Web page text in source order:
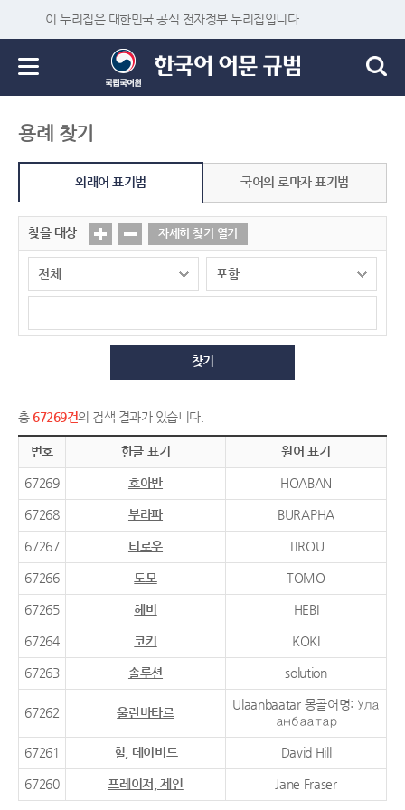
이 누리집은 대한민국 공식 전자정부 누리집입니다.
용례 찾기
외래어 표기법 국어의 로마자 표기법
찾을 대상 자세히 찾기 열기
찾기
총 67269건의 검색 결과가 있습니다.
번호 한글 표기 원어 표기
67269 호아반 HOABAN
67268 부라파 BURAPHA
67267 티로우 TIROU
67266 도모 TOMO
67265 헤비 HEBI
67264 코키 KOKI
67263 솔루션 solution
67262 울란바타르
Ulaanbaatar 몽골어명: Ула
анбаатар
67261 힐, 데이비드 David Hill
67260 프레이저, 제인 Jane Fraser